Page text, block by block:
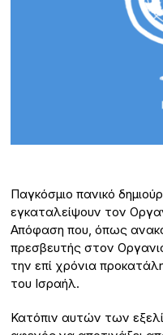
Παγκόσμιο πανικό
εγκαταλείψουν τον
Απόφαση που, όπως
πρεσβευτής στον
την επί χρόνια
του Ισραήλ.
Κατόπιν αυτών των